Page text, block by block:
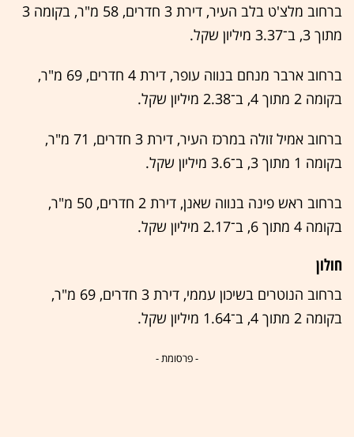
ברחוב מלצ'ט בלב העיר, דירת 3 חדרים, 58 מ"ר, בקומה 3
מתוך 3, ב־3.37 מיליון שקל.
ברחוב ארבר מנחם בנווה עופר, דירת 4 חדרים, 69 מ"ר,
בקומה 2 מתוך 4, ב־2.38 מיליון שקל.
ברחוב אמיל זולה במרכז העיר, דירת 3 חדרים, 71 מ"ר,
בקומה 1 מתוך 3, ב־3.6 מיליון שקל.
ברחוב ראש פינה בנווה שאנן, דירת 2 חדרים, 50 מ"ר,
בקומה 4 מתוך 6, ב־2.17 מיליון שקל.
חולון
ברחוב הנוטרים בשיכון עממי, דירת 3 חדרים, 69 מ"ר,
בקומה 2 מתוך 4, ב־1.64 מיליון שקל.
- פרסומת -